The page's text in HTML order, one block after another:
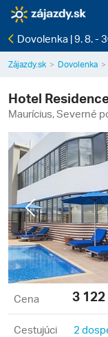
Dovolenka | 9. 8. -
Zájazdy.sk Dovolenka
Hotel
Maurícius, Severné
Previous
Cena 3 122
Cestujúci 2